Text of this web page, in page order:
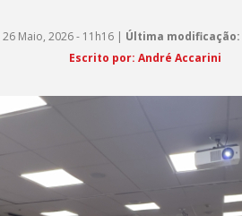
26 Maio, 2026 - 11h16 | Última modificação:
Escrito por: André Accarini